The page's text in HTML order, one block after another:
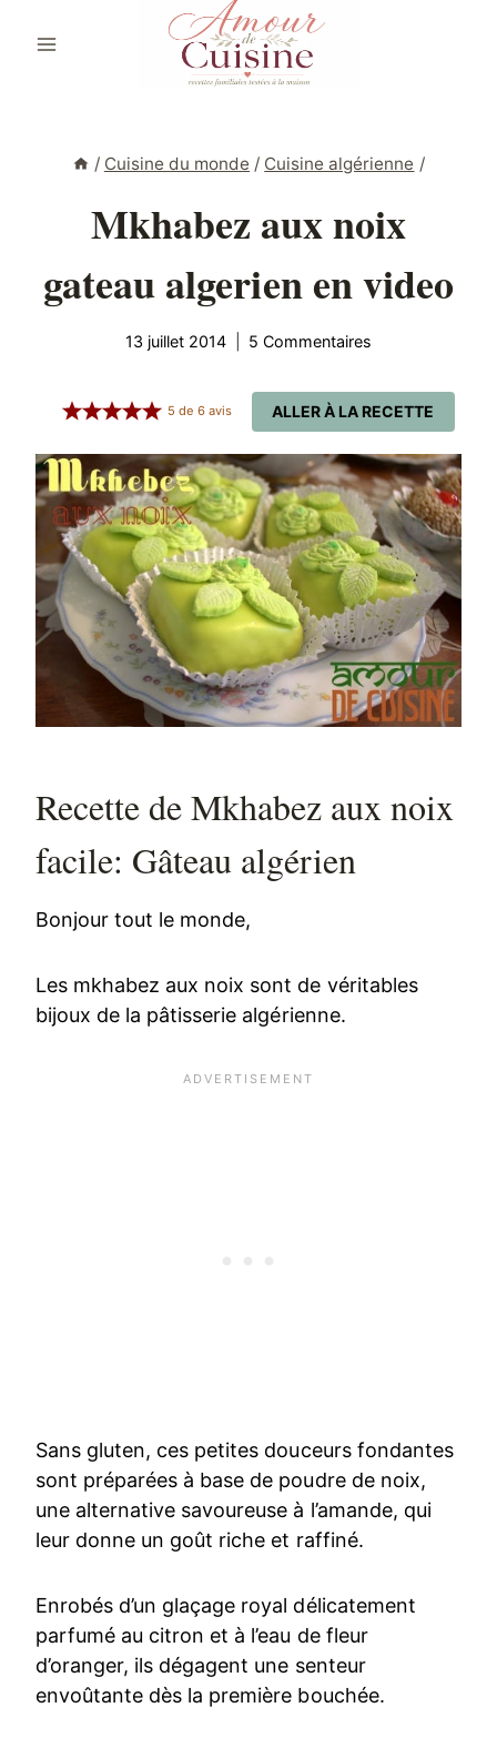
/ Cuisine du monde / Cuisine algérienne /
Mkhabez aux noix
gateau algerien en video
13 juillet 2014 5 Commentaires
ALLER À LA RECETTE
5 de6 avis
Recette de Mkhabez aux noix
facile: Gâteau algérien
Bonjour tout le monde,
Les mkhabez aux noix sont de véritables
bijoux de la pâtisserie algérienne.
Sans gluten, ces petites douceurs fondantes
sont préparées à base de poudre de noix,
une alternative savoureuse à l’amande, qui
leur donne un goût riche et raffiné.
Enrobés d’un glaçage royal délicatement
parfumé au citron et à l’eau de fleur
d’oranger, ils dégagent une senteur
envoûtante dès la première bouchée.